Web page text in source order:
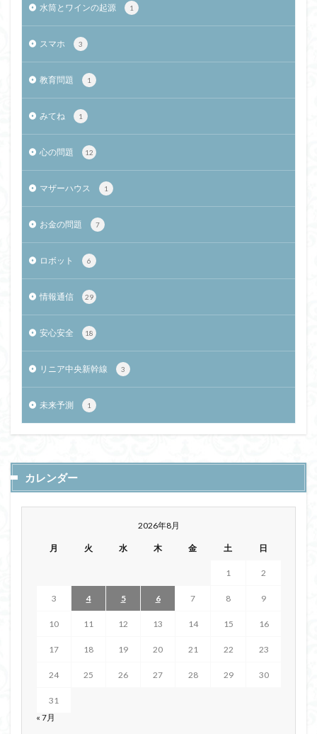
水筒とワインの起源 1
スマホ 3
教育問題 1
みてね 1
心の問題 12
マザーハウス 1
お金の問題 7
ロボット 6
情報通信 29
安心安全 18
リニア中央新幹線 3
未来予測 1
カレンダー
2026年8月
月 火 水 木 金 土 日
1 2
3 4 5 6 7 8 9
10 11 12 13 14 15 16
17 18 19 20 21 22 23
24 25 26 27 28 29 30
31
« 7月